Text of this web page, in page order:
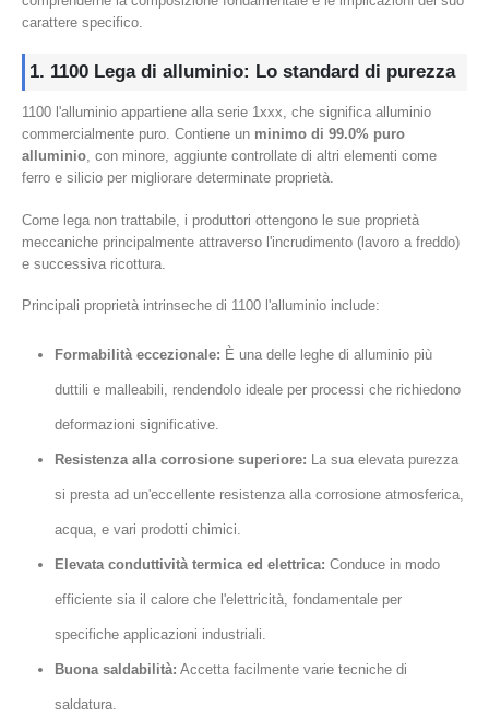
carattere specifico.
1. 1100 Lega di alluminio: Lo standard di purezza
1100 l'alluminio appartiene alla serie 1xxx, che significa alluminio
commercialmente puro. Contiene un minimo di 99.0% puro
alluminio, con minore, aggiunte controllate di altri elementi come
ferro e silicio per migliorare determinate proprietà.
Come lega non trattabile, i produttori ottengono le sue proprietà
meccaniche principalmente attraverso l'incrudimento (lavoro a freddo)
e successiva ricottura.
Principali proprietà intrinseche di 1100 l'alluminio include:
Formabilità eccezionale: È una delle leghe di alluminio più
duttili e malleabili, rendendolo ideale per processi che richiedono
deformazioni significative.
Resistenza alla corrosione superiore: La sua elevata purezza
si presta ad un'eccellente resistenza alla corrosione atmosferica,
acqua, e vari prodotti chimici.
Elevata conduttività termica ed elettrica: Conduce in modo
efficiente sia il calore che l'elettricità, fondamentale per
specifiche applicazioni industriali.
Buona saldabilità: Accetta facilmente varie tecniche di
saldatura.